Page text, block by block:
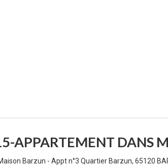
APPARTEMENT DANS
Barzun - Appt n°3 Quartier Barzun, 65120